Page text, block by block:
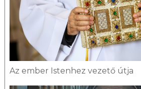
Az ember Istenhez vezető útja